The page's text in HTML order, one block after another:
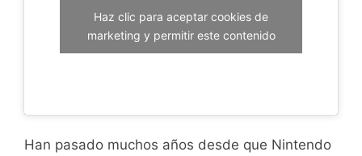
Haz clic para aceptar cookies de
marketing y permitir este contenido
Han pasado muchos años desde que Nintendo